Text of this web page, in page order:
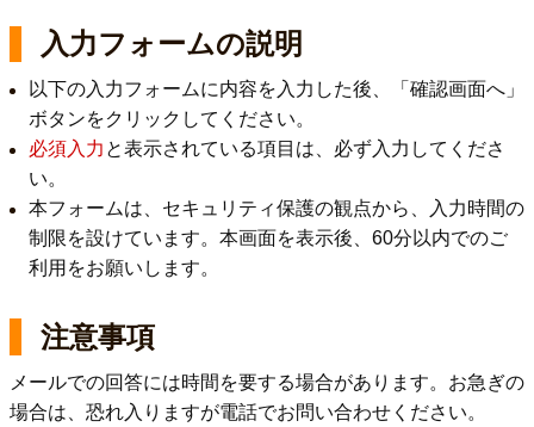
入力フォームの説明
以下の入力フォームに内容を入力した後、「確認画面へ」
ボタンをクリックしてください。
必須入力 と表示されている項目は、必ず入力してくださ
い。
本フォームは、セキュリティ保護の観点から、入力時間の
制限を設けています。本画面を表示後、60分以内でのご
利用をお願いします。
注意事項
メールでの回答には時間を要する場合があります。お急ぎの
場合は、恐れ入りますが電話でお問い合わせください。